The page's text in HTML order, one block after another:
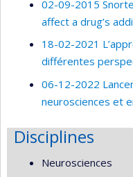
02-09-2015
affect a drug’s
18-02-2021
différentes
06-12-2022
neurosciences et
Disciplines
Neurosciences